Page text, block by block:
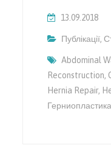
13.09.2018
Публікації,
Abdominal
Reconstruction,
Hernia Repair,
Герниопластика